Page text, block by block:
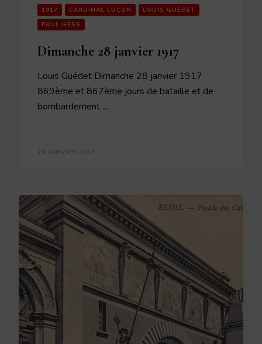
1917 CARDINAL LUÇON
LOUIS GUÉDET
PAUL HESS
Dimanche 28 janvier 1917
Louis Guédet Dimanche 28 janvier 1917
869ème et 867ème jours de bataille et de
bombardement …